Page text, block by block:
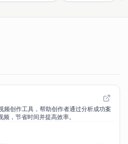
创作工具，帮助创作者通过分析成功案
，节省时间并提高效率。